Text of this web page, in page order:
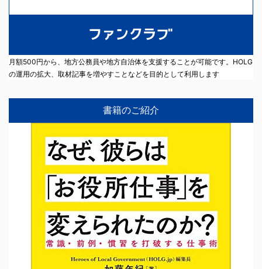
月額500円から、地方公務員や地方自治体を支援することが可能です。HOLG
の運用の拡大、取材記事を増やすことなどを目的として利用します
書籍のご紹介